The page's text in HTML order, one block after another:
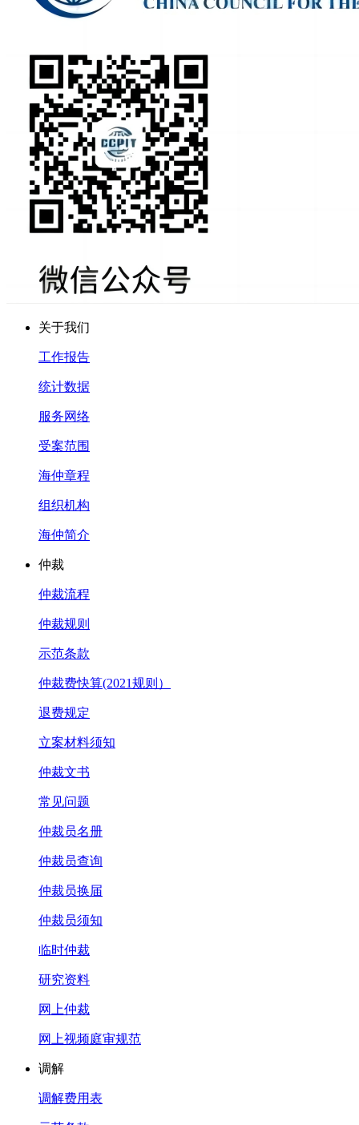
关于我们
工作报告
统计数据
服务网络
受案范围
海仲章程
组织机构
海仲简介
仲裁
仲裁流程
仲裁规则
示范条款
仲裁费快算(2021规则）
退费规定
立案材料须知
仲裁文书
常见问题
仲裁员名册
仲裁员查询
仲裁员换届
仲裁员须知
临时仲裁
研究资料
网上仲裁
网上视频庭审规范
调解
调解费用表